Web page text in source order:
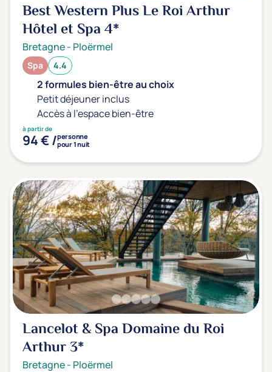
Best Western Plus Le Roi Arthur
Hôtel et Spa4*
Bretagne- Ploërmel
Spa 4.4
2 formules bien-être au choix
Petit déjeuner inclus
Accès à l'espace bien-être
à partir de
94 € /personne
pour 1 nuit
Lancelot & Spa Domaine du Roi
Arthur3*
Bretagne- Ploërmel